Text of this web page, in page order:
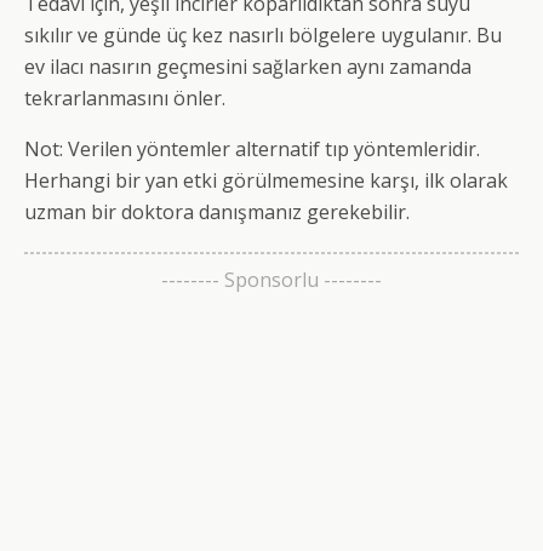
sıkılır ve günde üç kez nasırlı bölgelere uygulanır. Bu
ev ilacı nasırın geçmesini sağlarken aynı zamanda
tekrarlanmasını önler.
Not: Verilen yöntemler alternatif tıp yöntemleridir.
Herhangi bir yan etki görülmemesine karşı, ilk olarak
uzman bir doktora danışmanız gerekebilir.
-------- Sponsorlu --------